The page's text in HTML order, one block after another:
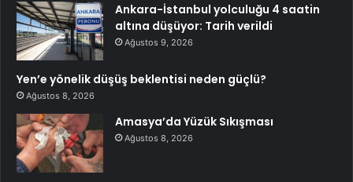
Ankara-İstanbul yolculuğu 4 saatin
altına düşüyor: Tarih verildi
Ağustos 9, 2026
Yen’e yönelik düşüş beklentisi neden güçlü?
Ağustos 8, 2026
Amasya’da Yüzük Sıkışması
Ağustos 8, 2026